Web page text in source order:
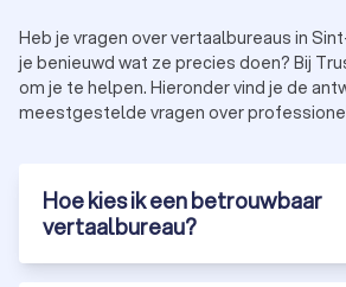
Spoedvertalingen:Toeslag van
de standaardprijs
Bij het kiezen van een erkend
Oedenrode zijn er een aantal belangrijke
Ervaring en expertise:kies een
Heb je vragen over vertaalbureaus in
je benieuwd wat ze precies doen? Bij
om je te helpen. Hieronder vind je de
meestgestelde vragen over
Hoe kies ik een betrouwbaar
vertaalbureau?